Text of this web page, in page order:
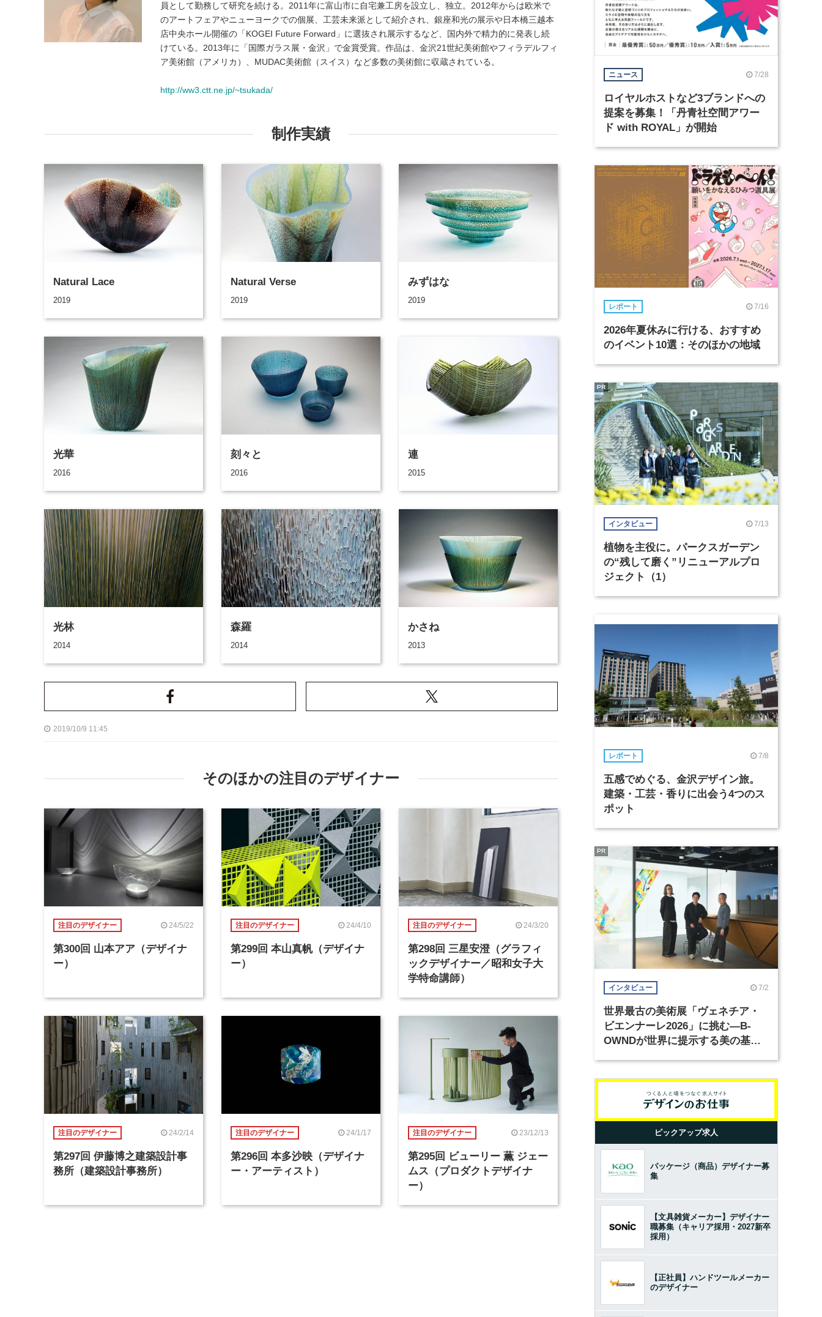
員として勤務して研究を続ける。2011年に富山市に自宅兼工房を設立し、独立。2012年からは欧米で
のアートフェアやニューヨークでの個展、工芸未来派として紹介され、銀座和光の展示や日本橋三越本
店中央ホール開催の「KOGEI Future Forward」に選抜され展示するなど、国内外で精力的に発表し続
けている。2013年に「国際ガラス展・金沢」で金賞受賞。作品は、金沢21世紀美術館やフィラデルフィ
ア美術館（アメリカ）、MUDAC美術館（スイス）など多数の美術館に収蔵されている。
http://ww3.ctt.ne.jp/~tsukada/
制作実績
Natural Lace
2019
Natural Verse
2019
みずはな
2019
光華
2016
刻々と
2016
連
2015
光林
2014
森羅
2014
かさね
2013
2019/10/9 11:45
そのほかの注目のデザイナー
注目のデザイナー 24/5/22
第300回 山本アア（デザイナ
ー）
注目のデザイナー 24/4/10
第299回 本山真帆（デザイナ
ー）
注目のデザイナー 24/3/20
第298回 三星安澄（グラフィ
ックデザイナー／昭和女子大
学特命講師）
注目のデザイナー 24/2/14
第297回 伊藤博之建築設計事
務所（建築設計事務所）
注目のデザイナー 24/1/17
第296回 本多沙映（デザイナ
ー・アーティスト）
注目のデザイナー 23/12/13
第295回 ビューリー 薫 ジェー
ムス（プロダクトデザイナ
ー）
ニュース 7/28
ロイヤルホストなど3ブランドへの
提案を募集！「丹青社空間アワー
ド with ROYAL」が開始
レポート 7/16
2026年夏休みに行ける、おすすめ
のイベント10選：そのほかの地域
インタビュー 7/13
植物を主役に。パークスガーデン
の“残して磨く”リニューアルプロ
ジェクト（1）
PR
レポート 7/8
五感でめぐる、金沢デザイン旅。
建築・工芸・香りに出会う4つのス
ポット
インタビュー 7/2
世界最古の美術展「ヴェネチア・
ビエンナーレ2026」に挑む―B-
OWNDが世界に提示する美の基準
PR
ピックアップ求人
パッケージ（商品）デザイナー募
集
【文具雑貨メーカー】デザイナー
職募集（キャリア採用・2027新卒
採用）
【正社員】ハンドツールメーカー
のデザイナー